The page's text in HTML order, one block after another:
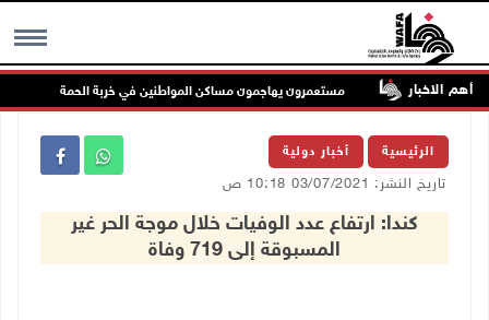
MENU أهم الاخبار مستعمرون يهاجمون مساكن المواطنين في خربة الحمة بالأغوار
الرئيسية أخبار دولية
تاريخ النشر: 03/07/2021 10:18 ص
كندا: ارتفاع عدد الوفيات خلال موجة الحر غير
المسبوقة إلى 719 وفاة